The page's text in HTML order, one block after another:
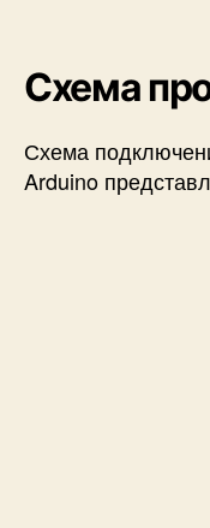
Схема
Схема
Arduino